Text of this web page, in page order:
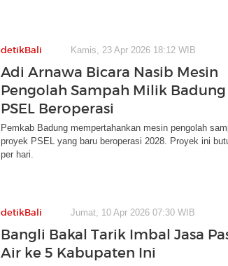
detikBali Kamis, 23 Apr 2026 18:12 WIB
Adi Arnawa Bicara Nasib Mesin
Pengolah Sampah Milik Badung
PSEL Beroperasi
Pemkab Badung mempertahankan mesin pengolah
proyek PSEL yang baru beroperasi 2028. Proyek ini
per hari.
detikBali Jumat, 10 Apr 2026 07:30 WIB
Bangli Bakal Tarik Imbal Jasa
Air ke 5 Kabupaten Ini